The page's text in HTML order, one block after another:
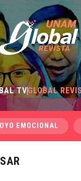
TVGLOBAL
EMOCIONAL